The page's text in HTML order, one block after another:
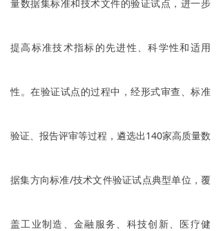
量数据集标准和技术文件的验证试点，进一步
提高标准技术指标的先进性、科学性和适用
性。在验证试点的过程中，经形式审查、标准
验证、报告评审等过程，遴选出140家高质量数
据集方向标准/技术文件验证试点典型单位，覆
盖工业制造、金融服务、科技创新、医疗健